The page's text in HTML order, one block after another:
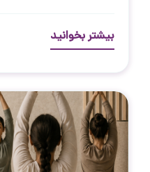
بیشتر بخوانید